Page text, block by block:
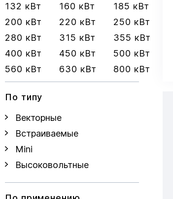
132 кВт
160 кВт
185 кВт
200 кВт
220 кВт
250 кВт
280 кВт
315 кВт
355 кВт
400 кВт
450 кВт
500 кВт
560 кВт
630 кВт 800 кВт
По типу
Векторные
Встраиваемые
Mini
Высоковольтные